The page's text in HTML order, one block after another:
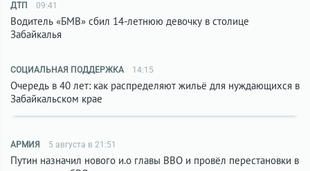
ДТП 09:41
Водитель «БМВ» сбил 14-летнюю девочку в столице
Забайкалья
СОЦИАЛЬНАЯ ПОДДЕРЖКА 14:15
Очередь в 40 лет: как распределяют жильё для нуждающихся в
Забайкальском крае
АРМИЯ 5 августа в 21:51
Путин назначил нового и.о главы ВВО и провёл перестановки в